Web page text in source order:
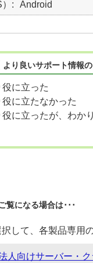
Android
より良いサポート情報
役に立った
役に立たなかった
役に立ったが、わか
覧になる場合は･･･
して、各製品専用
人向けサーバー・